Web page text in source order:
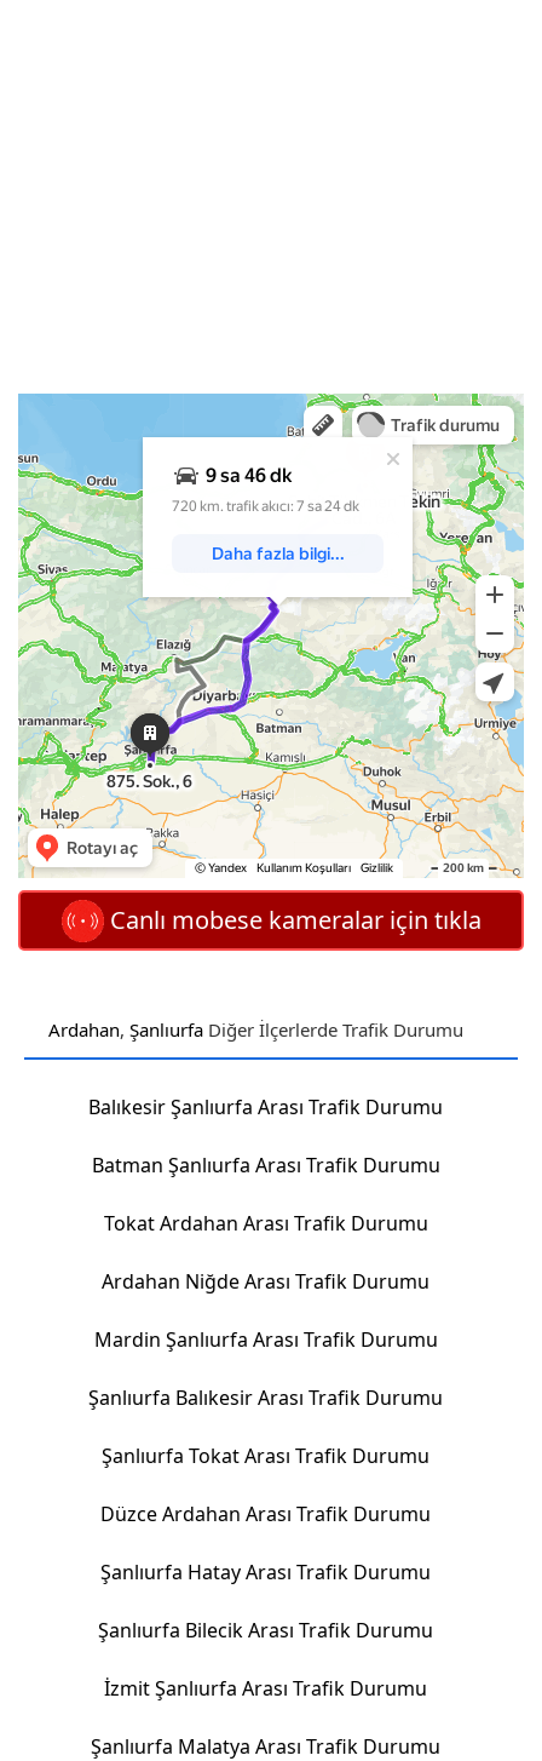
Canlı mobese kameralar için tıkla
Ardahan, Şanlıurfa Diğer İlçerlerde Trafik Durumu
Balıkesir Şanlıurfa Arası Trafik Durumu
Batman Şanlıurfa Arası Trafik Durumu
Tokat Ardahan Arası Trafik Durumu
Ardahan Niğde Arası Trafik Durumu
Mardin Şanlıurfa Arası Trafik Durumu
Şanlıurfa Balıkesir Arası Trafik Durumu
Şanlıurfa Tokat Arası Trafik Durumu
Düzce Ardahan Arası Trafik Durumu
Şanlıurfa Hatay Arası Trafik Durumu
Şanlıurfa Bilecik Arası Trafik Durumu
İzmit Şanlıurfa Arası Trafik Durumu
Şanlıurfa Malatya Arası Trafik Durumu